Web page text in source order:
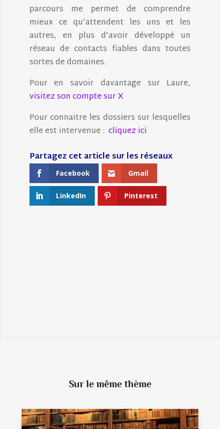
parcours me permet de comprendre
mieux ce qu’attendent les uns et les
autres, en plus d’avoir développé un
réseau de contacts fiables dans toutes
sortes de domaines.
Pour en savoir davantage sur Laure,
visitez son compte sur X
Pour connaitre les dossiers sur lesquelles
elle est intervenue : cliquez ici
Facebook Gmail
LinkedIn Pinterest
Sur le même thème